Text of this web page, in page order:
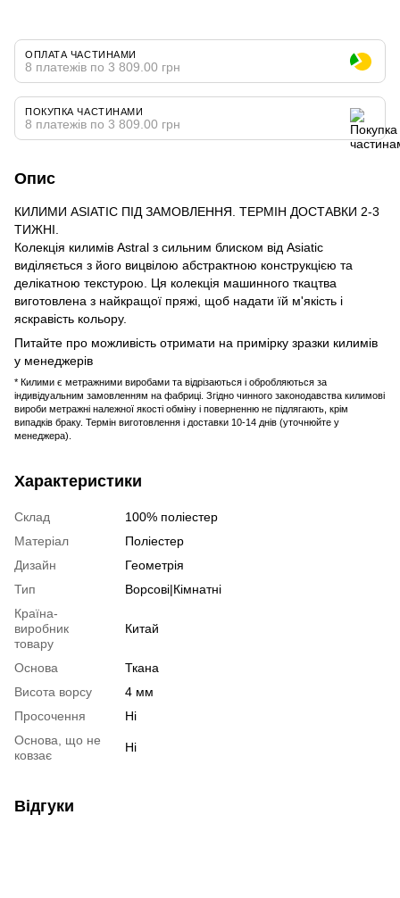
ОПЛАТА ЧАСТИНАМИ
8 платежів по 3 809.00 грн
ПОКУПКА ЧАСТИНАМИ
8 платежів по 3 809.00 грн
Опис
КИЛИМИ ASIATIC ПІД ЗАМОВЛЕННЯ. ТЕРМІН ДОСТАВКИ 2-3
ТИЖНІ.
Колекція килимів Astral з сильним блиском від Asiatic
виділяється з його вицвілою абстрактною конструкцією та
делікатною текстурою. Ця колекція машинного ткацтва
виготовлена ​​з найкращої пряжі, щоб надати їй м'якість і
яскравість кольору.
Питайте про можливість отримати на примірку зразки килимів
у менеджерів
* Килими є метражними виробами та відрізаються і обробляються за
індивідуальним замовленням на фабриці. Згідно чинного законодавства килимові
вироби метражні належної якості обміну і поверненню не підлягають, крім
випадків браку. Термін виготовлення і доставки 10-14 днів (уточнюйте у
менеджера).
Характеристики
Склад
100% поліестер
Матеріал
Поліестер
Дизайн
Геометрія
Тип
Ворсові|Кімнатні
Країна-
виробник
товару
Китай
Основа
Ткана
Висота ворсу
4 мм
Просочення
Ні
Основа, що не
ковзає
Ні
Відгуки